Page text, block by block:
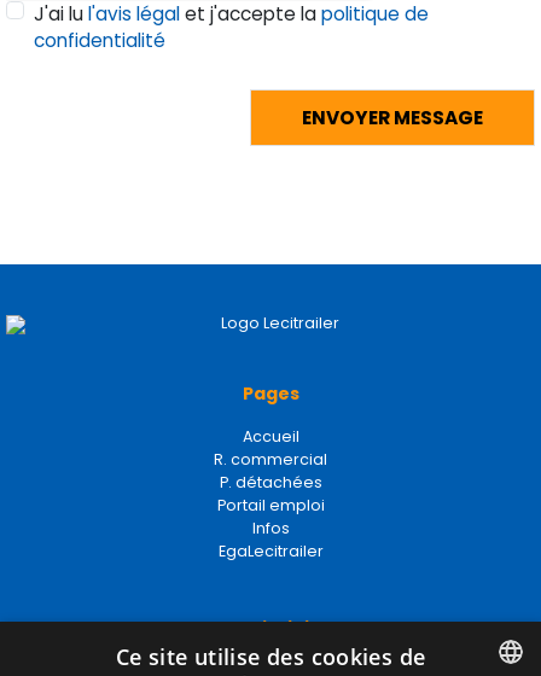
J'ai lul'avis légalet j'accepte lapolitique de
confidentialité
Pages
Accueil
R. commercial
P. détachées
Portail emploi
Infos
EgaLecitrailer
Termes juridiques
Mentions Légales
Ce site utilise des cookies de